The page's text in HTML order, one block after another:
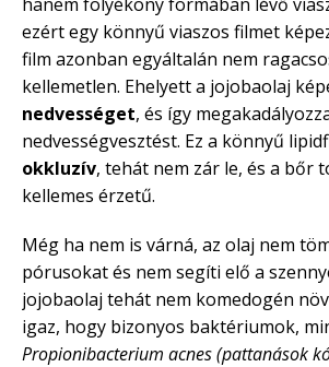
ezért egy könnyű viaszos filmet
film azonban egyáltalán nem
kellemetlen. Ehelyett a jojobaolaj
nedvességet, és így
nedvességvesztést. Ez a könnyű
okkluzív, tehát nem zár le, és a bőr
kellemes érzetű.
Még ha nem is várná, az olaj nem
pórusokat és nem segíti elő a
jojobaolaj tehát nem komedogén
igaz, hogy bizonyos baktériumok,
Propionibacterium acnes (pattanások